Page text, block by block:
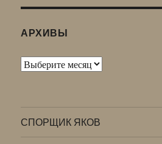
АРХИВЫ
Архивы
СПОРЩИК ЯКОВ